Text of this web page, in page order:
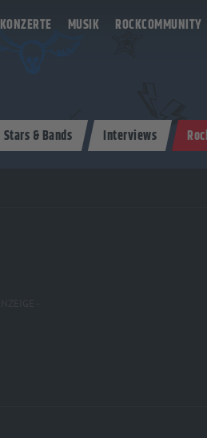
MUSIK ROCKCOMMUNITY
Stars & Bands Interviews